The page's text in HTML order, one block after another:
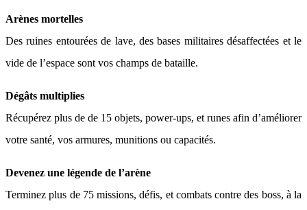
Arènes mortelles
Des ruines entourées de lave, des bases militaires désaffectées et le
vide de l’espace sont vos champs de bataille.
Dégâts multiplies
Récupérez plus de de 15 objets, power-ups, et runes afin d’améliorer
votre santé, vos armures, munitions ou capacités.
Devenez une légende de l’arène
Terminez plus de 75 missions, défis, et combats contre des boss, à la